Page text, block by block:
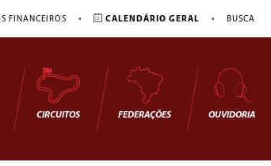
FINANCEIROS • CALENDÁRIO GERAL • BUSCA
CIRCUITOS FEDERAÇÕES OUVIDORIA